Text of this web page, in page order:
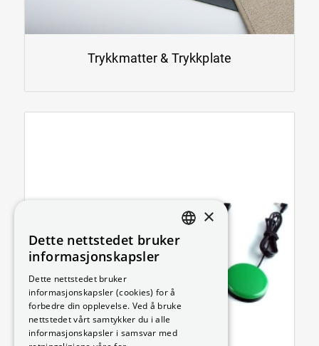
Trykkmatter & Trykkplate
DANISH
ENGLISH
GERMAN
×
Dette nettstedet bruker
informasjonskapsler
Dette nettstedet bruker
informasjonskapsler (cookies) for å
forbedre din opplevelse. Ved å bruke
nettstedet vårt samtykker du i alle
informasjonskapsler i samsvar med